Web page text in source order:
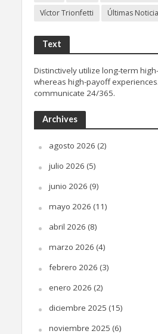
Víctor Trionfetti
Últimas
Text
Distinctively utilize long-term
whereas high-payoff
communicate 24/365.
Archives
agosto 2026 (2)
julio 2026 (5)
junio 2026 (9)
mayo 2026 (11)
abril 2026 (8)
marzo 2026 (4)
febrero 2026 (3)
enero 2026 (2)
diciembre 2025 (15)
noviembre 2025 (6)